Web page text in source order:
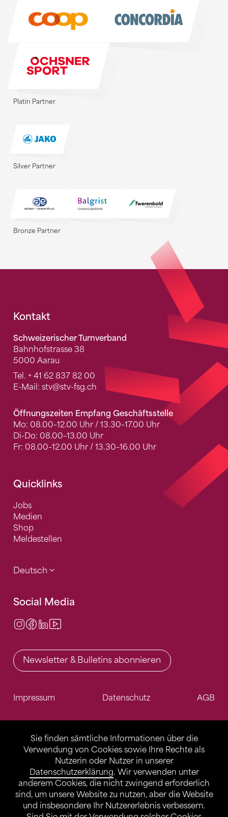
Sie finden sämtliche Informationen über die
Verwendung von Cookies sowie Ihre Rechte als
Nutzerin oder Nutzer in unserer
Datenschutzerklärung. Wir verwenden unter
anderem Cookies, die nicht zwingend erforderlich
sind, um unsere Website zu nutzen, aber die Website
und insbesondere Ihr Nutzererlebnis verbessern.
Platin Partner
Silver Partner
Bronze Partner
Fusszeile
Kontakt
Schweizerischer Turnverband
Bahnhofstrasse 38
5000 Aarau
Tel. + 41 62 837 82 00
E-Mail: stv@stv-fsg.ch
Öffnungszeiten Empfang Geschäftsstelle
Mo: 08.00–12.00 Uhr / 13.30–17.00 Uhr
Di-Do: 08.00–13.00 Uhr
Fr: 08.00–12.00 Uhr / 13.30–16.00 Uhr
Quicklinks
Jobs
Medien
Shop
Meldestellen
Deutsch
Social Media
Instagram
Facebook
LinkedIn
Newsletter & Bulletins abonnieren
Impressum Datenschutz AGB